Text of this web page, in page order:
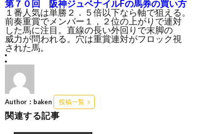
第７０回 阪神ジュベナイルFの馬券の買い方
１番人気は単勝２．５倍以下なら軸で狙える。
前奏重賞でメンバー１，２位の上がりで連対
した馬に注目。直線の長い外回りで末脚の
威力が問われる。穴は重賞連対がフロック視
された馬。
Author：baken 投稿一覧
関連する記事